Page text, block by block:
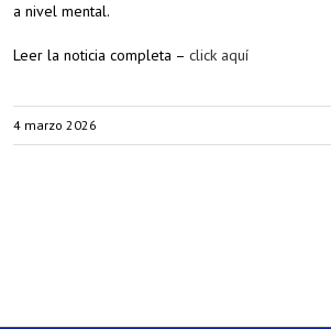
a nivel mental.
Leer la noticia completa – click aquí
4 marzo 2026